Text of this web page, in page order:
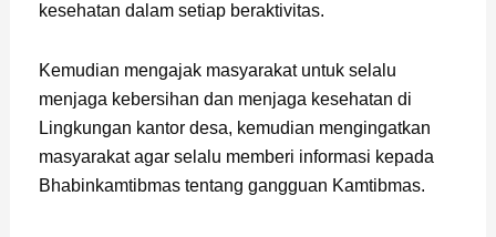
kesehatan dalam setiap beraktivitas.
Kemudian mengajak masyarakat untuk selalu
menjaga kebersihan dan menjaga kesehatan di
Lingkungan kantor desa, kemudian mengingatkan
masyarakat agar selalu memberi informasi kepada
Bhabinkamtibmas tentang gangguan Kamtibmas.